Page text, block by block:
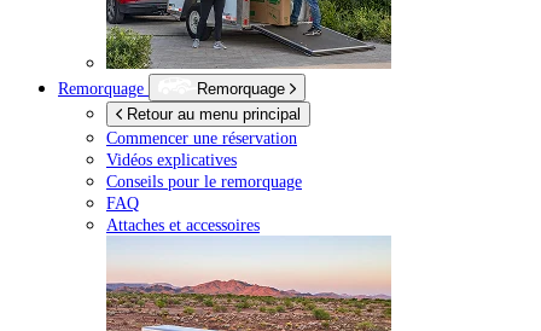
Remorquage
Remorquage
Retour au menu principal
Commencer une réservation
Vidéos explicatives
Conseils pour le remorquage
FAQ
Attaches et accessoires